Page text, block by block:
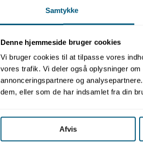
Samtykke
Denne hjemmeside bruger cookies
Vi bruger cookies til at tilpasse vores
vores trafik. Vi deler også oplysninger
annonceringspartnere og
dem, eller som de har indsamlet fra din
Afvis
Forstør
Blød og behagelig for
Fås i flere forskellige